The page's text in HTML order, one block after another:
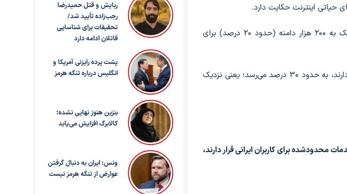
حیاتی اینترنت حکایت دارد.
بر اساس آمارهای منتشرشده، از میان حدود یک میلیون دامنه برتر اینترنتی جهان، نزدیک به ۲۰۰ هزار دامنه (حدود ۲۰ درصد) برای
این رقم در میان ۱۰۰ هزار وبگاه مهم دنیا که در توسعه محصولات دیجیتال نقش کلیدی دارند، به حدود ۳۰ درصد می‌رسد؛ یعنی نزدیک
محدودشده برای کاربران ایرانی قرار دارند،
ربایش و قتل حمیدرضا
رجب‌زاده تأیید شد/
تحقیقات برای شناسایی
قاتلان ادامه دارد
پشت پرده رایزنی آمریکا و
انگلیس درباره تنگه هرمز
بنزین هنوز نهایی نشده؛
کالابرگ افزایش می‌یابد
ونس: ایران به دنبال گرفتن
عوارض از تنگه هرمز نیست